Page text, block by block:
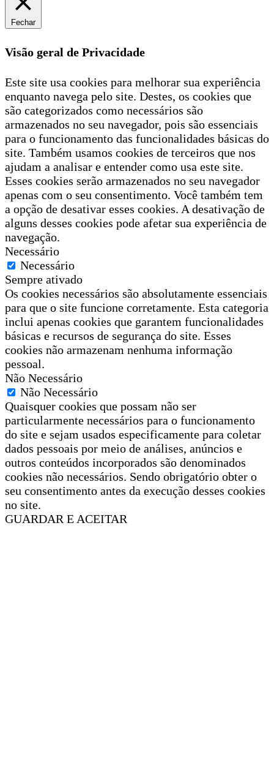
Fechar
Visão geral de Privacidade
Este site usa cookies para melhorar sua experiência
enquanto navega pelo site. Destes, os cookies que
são categorizados como necessários são
armazenados no seu navegador, pois são essenciais
para o funcionamento das funcionalidades básicas do
site. Também usamos cookies de terceiros que nos
ajudam a analisar e entender como usa este site.
Esses cookies serão armazenados no seu navegador
apenas com o seu consentimento. Você também tem
a opção de desativar esses cookies. A desativação de
alguns desses cookies pode afetar sua experiência de
navegação.
Necessário
Necessário
Sempre ativado
Os cookies necessários são absolutamente essenciais
para que o site funcione corretamente. Esta categoria
inclui apenas cookies que garantem funcionalidades
básicas e recursos de segurança do site. Esses
cookies não armazenam nenhuma informação
pessoal.
Não Necessário
Não Necessário
Quaisquer cookies que possam não ser
particularmente necessários para o funcionamento
do site e sejam usados especificamente para coletar
dados pessoais por meio de análises, anúncios e
outros conteúdos incorporados são denominados
cookies não necessários. Sendo obrigatório obter o
seu consentimento antes da execução desses cookies
no site.
GUARDAR E ACEITAR